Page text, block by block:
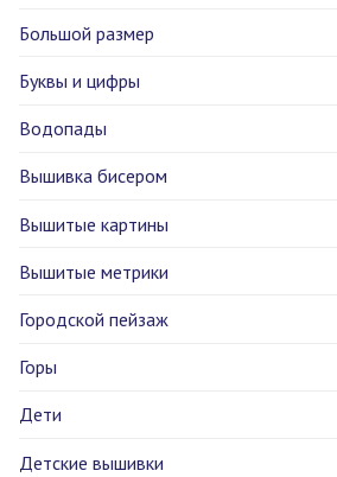
Большой размер
Буквы и цифры
Водопады
Вышивка бисером
Вышитые картины
Вышитые метрики
Городской пейзаж
Горы
Дети
Детские вышивки